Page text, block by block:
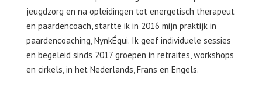
jeugdzorg en na opleidingen tot energetisch therapeut
en paardencoach, startte ik in 2016 mijn praktijk in
paardencoaching, NynkÉqui. Ik geef individuele sessies
en begeleid sinds 2017 groepen in retraites, workshops
en cirkels, in het Nederlands, Frans en Engels.